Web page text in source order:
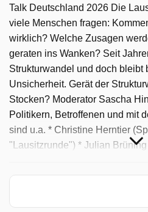
Talk Deutschland 2026 Die
viele Menschen fragen:
wirklich? Welche Zusagen
geraten ins Wanken? Seit
Strukturwandel und doch bleibt
Unsicherheit. Gerät der
Stocken? Moderator Sascha
Politikern, Betroffenen und mit
sind u.a. * Christine Herntier
"Lausitzrunde") * Julian
Titze (Leibniz-Institut für
Andreas Rausch (rbb Reporter
Moderation: Sascha Hingst -